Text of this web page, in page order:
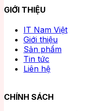
GIỚI THIỆU
IT Nam Việt
Giới thiệu
Sản phẩm
Tin tức
Liên hệ
CHÍNH SÁCH